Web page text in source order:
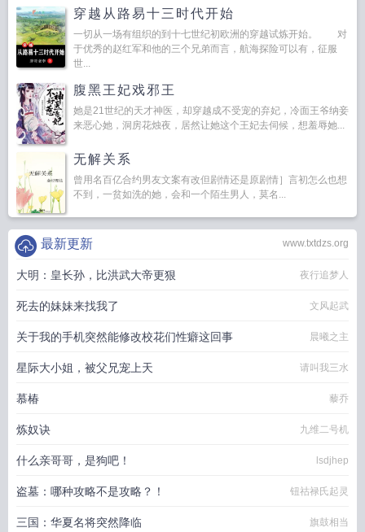
穿越从路易十三时代开始
一切从一场有组织的到十七世纪初欧洲的穿越试炼开始。 对
于优秀的赵红军和他的三个兄弟而言，航海探险可以有，征服
世...
腹黑王妃戏邪王
她是21世纪的天才神医，却穿越成不受宠的弃妃，冷面王爷纳妾
来恶心她，洞房花烛夜，居然让她这个王妃去伺候，想羞辱她...
无解关系
曾用名百亿合约男友文案有改但剧情还是原剧情］言初怎么也想
不到，一贫如洗的她，会和一个陌生男人，莫名...
www.txtdzs.org
最新更新
大明：皇长孙，比洪武大帝更狠 夜行追梦人
死去的妹妹来找我了 文风起武
关于我的手机突然能修改校花们性癖这回事 晨曦之主
星际大小姐，被父兄宠上天 请叫我三水
慕椿 藜乔
炼奴诀 九维二号机
什么亲哥哥，是狗吧！ lsdjhep
盗墓：哪种攻略不是攻略？！ 钮祜禄氏起灵
三国：华夏名将突然降临 旗鼓相当